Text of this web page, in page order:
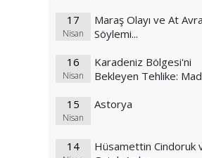
17
Nisan
Maraş Olayı ve At
Söylemi...
16
Nisan
Karadeniz Bölgesi'ni
Bekleyen Tehlike:
15
Nisan
Astorya
14
Hüsamettin Cindoruk